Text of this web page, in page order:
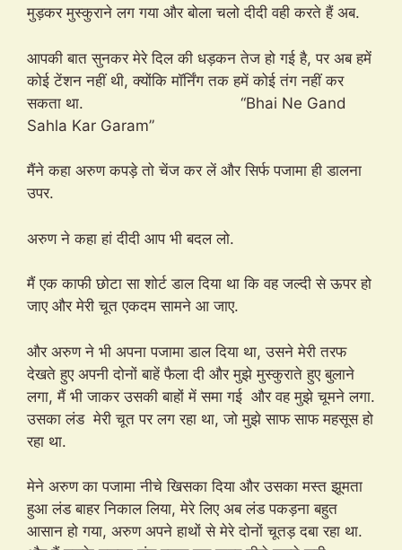
मुड़कर मुस्कुराने लग गया और बोला चलो दीदी वही करते हैं अब.
आपकी बात सुनकर मेरे दिल की धड़कन तेज हो गई है, पर अब हमें
कोई टेंशन नहीं थी, क्योंकि मॉर्निंग तक हमें कोई तंग नहीं कर
सकता था. “Bhai Ne Gand
Sahla Kar Garam”
मैंने कहा अरुण कपड़े तो चेंज कर लें और सिर्फ पजामा ही डालना
उपर.
अरुण ने कहा हां दीदी आप भी बदल लो.
मैं एक काफी छोटा सा शोर्ट डाल दिया था कि वह जल्दी से ऊपर हो
जाए और मेरी चूत एकदम सामने आ जाए.
और अरुण ने भी अपना पजामा डाल दिया था, उसने मेरी तरफ
देखते हुए अपनी दोनों बाहें फैला दी और मुझे मुस्कुराते हुए बुलाने
लगा, मैं भी जाकर उसकी बाहों में समा गई और वह मुझे चूमने लगा.
उसका लंड मेरी चूत पर लग रहा था, जो मुझे साफ साफ महसूस हो
रहा था.
मेने अरुण का पजामा नीचे खिसका दिया और उसका मस्त झूमता
हुआ लंड बाहर निकाल लिया, मेरे लिए अब लंड पकड़ना बहुत
आसान हो गया, अरुण अपने हाथों से मेरे दोनों चूतड़ दबा रहा था.